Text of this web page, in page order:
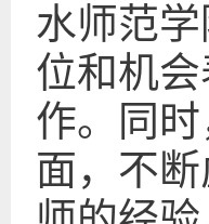
水师范
位和机
作。同
面，不